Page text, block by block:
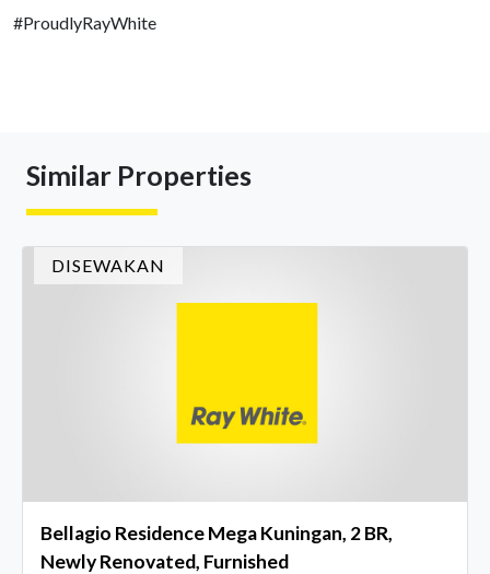
#ProudlyRayWhite
Similar Properties
DISEWAKAN
Bellagio Residence Mega Kuningan, 2 BR,
Newly Renovated, Furnished